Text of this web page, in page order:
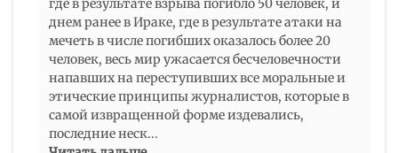
где в результате взрыва погибло 50 человек, и
днем ранее в Ираке, где в результате атаки на
мечеть в числе погибших оказалось более 20
человек, весь мир ужасается бесчеловечности
напавших на переступивших все моральные и
этические принципы журналистов, которые в
самой извращенной форме издевались,
последние неск...